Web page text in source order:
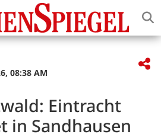
08:38 AM
Eintracht
in Sandhausen